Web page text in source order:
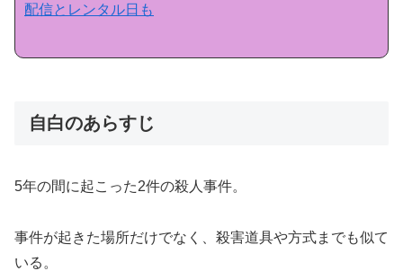
配信とレンタル日も
自白のあらすじ
5年の間に起こった2件の殺人事件。
事件が起きた場所だけでなく、殺害道具や方式までも似て
いる。